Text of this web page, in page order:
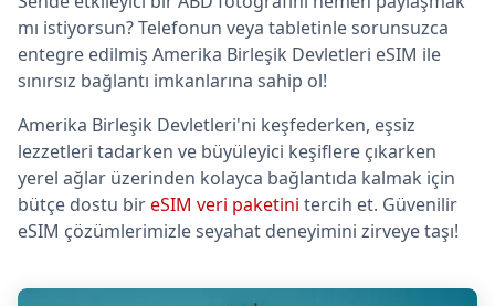
mı istiyorsun? Telefonun veya tabletinle sorunsuzca
entegre edilmiş Amerika Birleşik Devletleri eSIM ile
sınırsız bağlantı imkanlarına sahip ol!
Amerika Birleşik Devletleri'ni keşfederken, eşsiz
lezzetleri tadarken ve büyüleyici keşiflere çıkarken
yerel ağlar üzerinden kolayca bağlantıda kalmak için
bütçe dostu bireSIM veri paketini tercih et. Güvenilir
eSIM çözümlerimizle seyahat deneyimini zirveye taşı!